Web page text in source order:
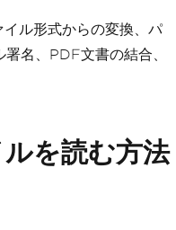
ル形式からの変換、パ
名、PDF文書の結合、
を読む方法